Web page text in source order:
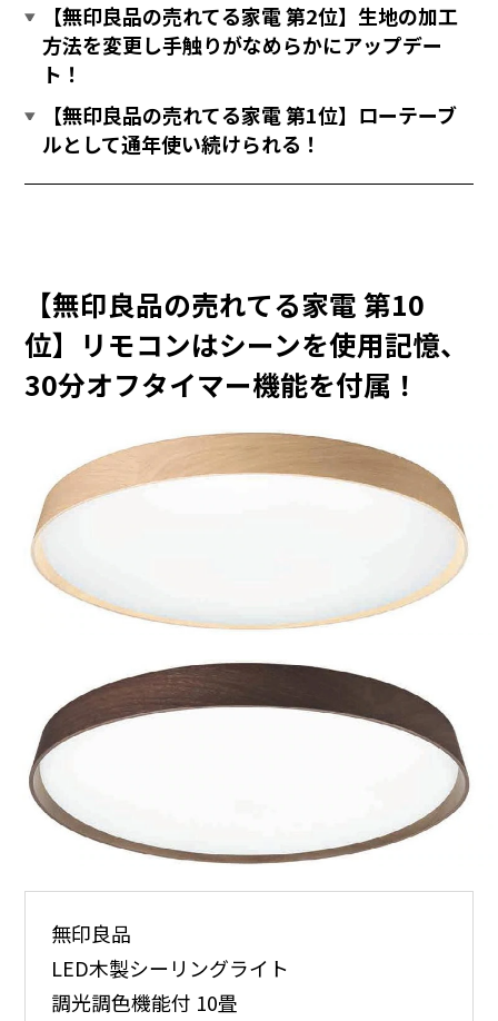
【無印良品の売れてる家電 第2位】生地の加工
方法を変更し手触りがなめらかにアップデー
ト！
【無印良品の売れてる家電 第1位】ローテーブ
ルとして通年使い続けられる！
【無印良品の売れてる家電 第10
位】リモコンはシーンを使用記憶、
30分オフタイマー機能を付属！
無印良品
LED木製シーリングライト
調光調色機能付 10畳